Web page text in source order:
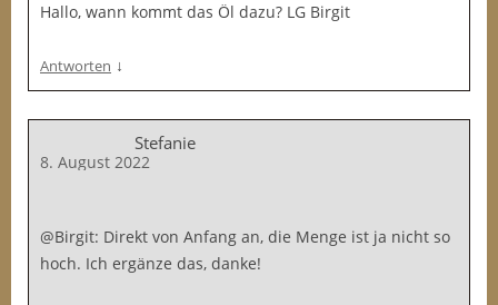
Hallo, wann kommt das Öl dazu? LG Birgit
Antworten ↓
Stefanie
8. August 2022
@Birgit: Direkt von Anfang an, die Menge ist ja nicht so
hoch. Ich ergänze das, danke!